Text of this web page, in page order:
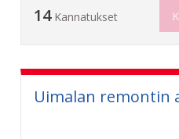
14 Kannatukset
Uimalan remontin